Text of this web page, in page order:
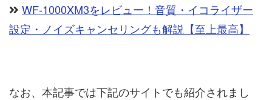
WF-1000XM3をレビュー！音質・イコライザー
設定・ノイズキャンセリングも解説【至上最高】
なお、本記事では下記のサイトでも紹介されまし